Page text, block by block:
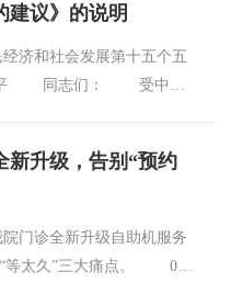
融入信仰，把整个身心投
，院庆日来临之际，我们
、矢志不渝的光辉事迹。
贴获得者。福建省第八届
委员会委员、农工党福建
中国癌症研究基金会常务
癌协会理事长及福建省医
建议》的说明
济和社会发展第十五个五
平 同志们： 受中央
十届中央委员会第四次
在北京举行。中央委员会
社记者 谢环驰 摄 一、
划指导经济社会发展，
新升级，告别“预约
门诊全新升级自助机服务
等太久”三大痛点。 01.